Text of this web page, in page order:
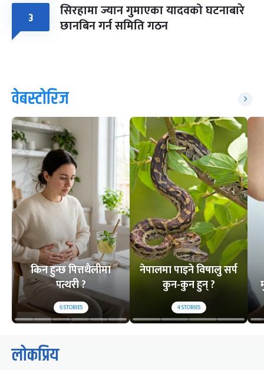
३ सिरहामा ज्यान गुमाएका यादवको घटनाबारे
छानबिन गर्न समिति गठन
वेबस्टोरिज
किन हुन्छ पित्तथैलीमा
पत्थरी ?
6STORIES
नेपालमा पाइने विषालु सर्प
कुन-कुन हुन् ?
4STORIES
लोकप्रिय